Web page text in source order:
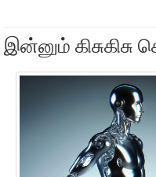
இன்னும் கிசுகிசு